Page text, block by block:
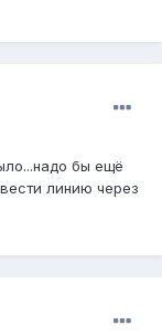
бы ещё
линию через